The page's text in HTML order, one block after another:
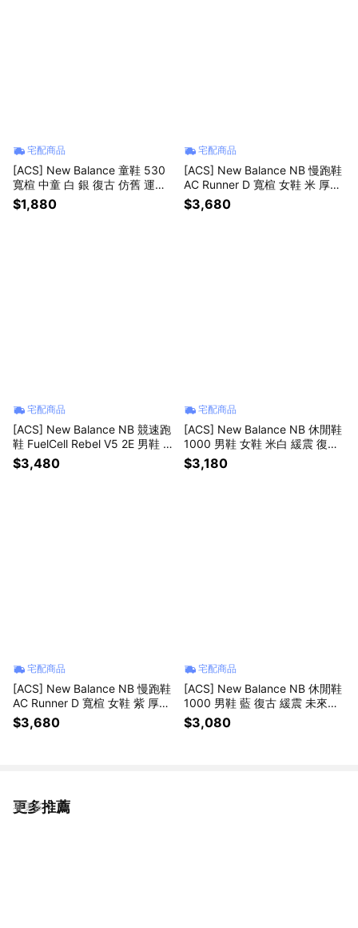
宅配商品
[ACS] New Balance 童鞋 530
寬楦 中童 白 銀 復古 仿舊 運動
鞋 小朋友 NB 紐巴倫 PZ530SB
1-W
$1,880
宅配商品
[ACS] New Balance NB 慢跑鞋
AC Runner D 寬楦 女鞋 米 厚底
緩衝 運動鞋 WACR1895-D
$3,680
宅配商品
[ACS] New Balance NB 競速跑
鞋 FuelCell Rebel V5 2E 男鞋 寬
楦 白 運動鞋 MFCX93C-2E
$3,480
宅配商品
[ACS] New Balance NB 休閒鞋
1000 男鞋 女鞋 米白 緩震 復古
紐巴倫 U10009T1-D
$3,180
宅配商品
[ACS] New Balance NB 慢跑鞋
AC Runner D 寬楦 女鞋 紫 厚底
緩衝 運動鞋 WACR14AT-D
$3,680
宅配商品
[ACS] New Balance NB 休閒鞋
1000 男鞋 藍 復古 緩震 未來感
紐巴倫 U10001G2-D
$3,080
更多推薦
看更多